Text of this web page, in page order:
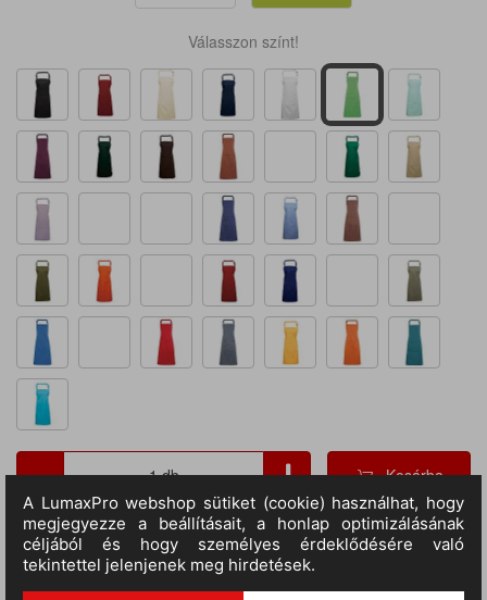
Válasszon színt!
Kosárba
TERMÉKADATOK
Cikkszám:
pr154appl-u